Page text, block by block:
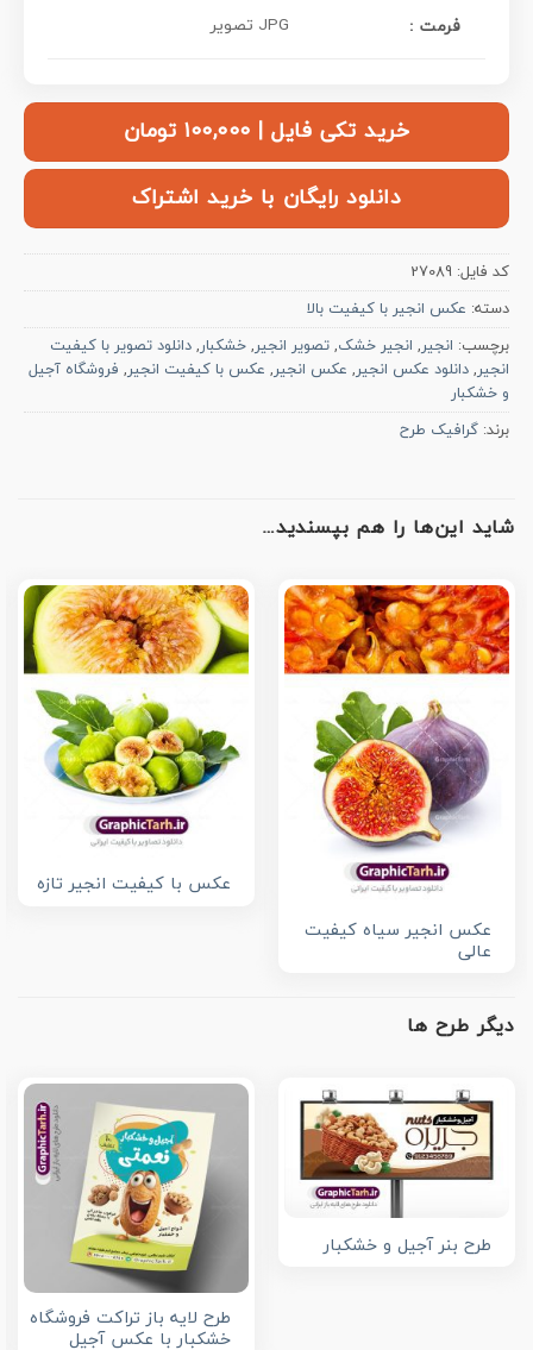
فرمت : JPG تصویر
خرید تکی فایل | ۱۰۰,۰۰۰ تومان
دانلود رایگان با خرید اشتراک
کد فایل: 27089
دسته: عکس انجیر با کیفیت بالا
برچسب: انجیر, انجیر خشک, تصویر انجیر, خشکبار, دانلود تصویر با کیفیت
انجیر, دانلود عکس انجیر, عکس انجیر, عکس با کیفیت انجیر, فروشگاه آجیل
و خشکبار
برند: گرافیک طرح
شاید این‌ها را هم بپسندید…
عکس انجیر سیاه کیفیت
عالی
عکس با کیفیت انجیر تازه
دیگر طرح ها
طرح بنر آجیل و خشکبار
طرح لایه باز تراکت فروشگاه
خشکبار با عکس آجیل